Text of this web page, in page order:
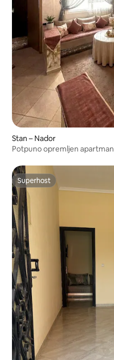
Stan – Nador
Potpuno opremljen apartman
Superhost
Superhost